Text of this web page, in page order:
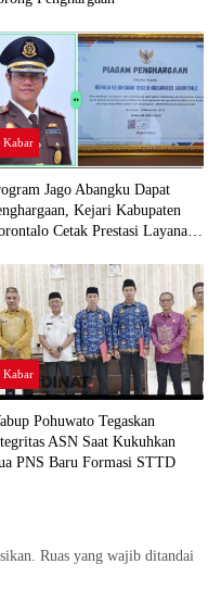
Kabar
Jago Abangku Dapat
Kejari Kabupaten
Cetak Prestasi Layanan
Kabar
Pohuwato Tegaskan
ASN Saat Kukuhkan
PNS Baru Formasi STTD
Ruas yang wajib ditandai